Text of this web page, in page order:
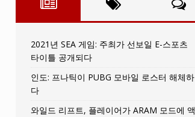
2021년 SEA 게임: 주최가 선보일 E-스포츠
타이틀 공개되다
인도: 프나틱이 PUBG 모바일 로스터 해체하
다
와일드 리프트, 플레이어가 ARAM 모드에 액